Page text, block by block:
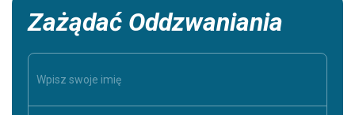
Zażądać Oddzwaniania